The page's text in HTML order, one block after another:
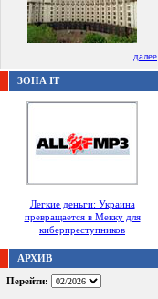
далее
ЗОНА IT
Легкие деньги: Украина
превращается в Мекку для
киберпреступников
АРХИВ
Перейти: